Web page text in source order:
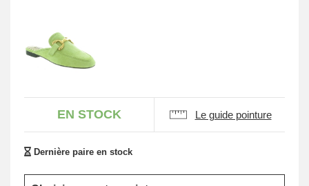
EN STOCK Le guide pointure
Dernière paire en stock